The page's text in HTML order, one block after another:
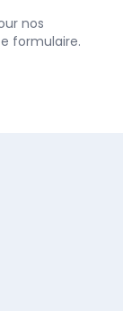
nos
formulaire.